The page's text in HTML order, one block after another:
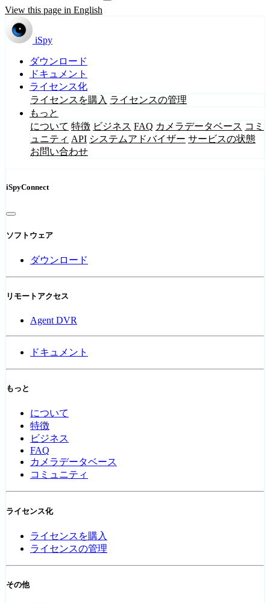
View this page in English
iSpy
ダウンロード
ドキュメント
ライセンス化
ライセンスを購入 ライセンスの管理
もっと
について 特徴 ビジネス FAQ カメラデータベース コミ
ュニティ API システムアドバイザー サービスの状態
お問い合わせ
iSpyConnect
ソフトウェア
ダウンロード
リモートアクセス
Agent DVR
ドキュメント
もっと
について
特徴
ビジネス
FAQ
カメラデータベース
コミュニティ
ライセンス化
ライセンスを購入
ライセンスの管理
その他